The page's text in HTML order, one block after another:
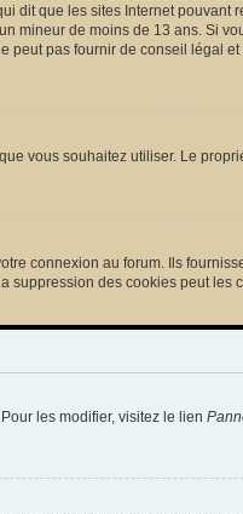
dit que les sites Internet
mineur de moins de 13 ans. Si
pas fournir de conseil légal
vous souhaitez utiliser. Le
connexion au forum. Ils
suppression des cookies peut les
les modifier, visitez le lien